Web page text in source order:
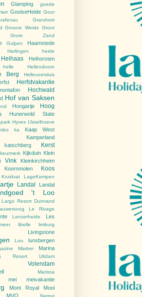
Glamping
goede
GooiseHeide Goor
Grandvoir
Groene Weide
Groot
Grote Zand
Gulpen Haamstede
Harlingen heide
Heihaas Heihorsten
helle Hellendoorn
Berg Hellevoetsluis
Herfstvakantie
Hochwald
Hof van Saksen
Hongarije
Hoog
Hunerwold State
Hyves IJsselhoeve
ka
Kaap West
Kamperland
katschberg
Kerst
keurmerk Kijkduin Klein
Vink
Kleinkirchheim
Koornmolen
Koos
Kruidvat LageKempen
Landal
Landal
't Loo
Largo Resort Duinrand
Le Rivage
Lenzerheide
Les
libelle
limburg
Livingstone
Loo lunsbergen
Marber
Marina
Resort Uitdam
Volendam
Marissa
mei meivakantie
Mont Royal
Mooi
MVO Namur